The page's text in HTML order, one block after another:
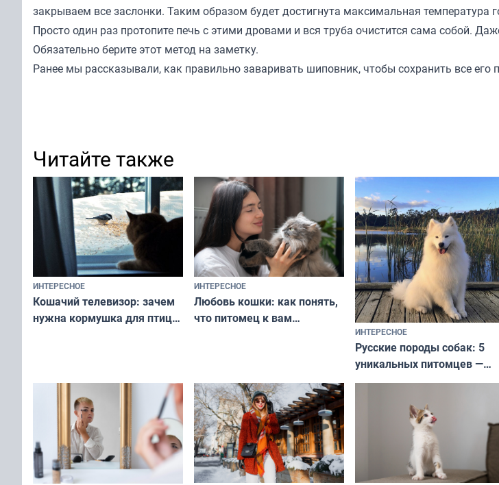
закрываем все заслонки. Таким образом будет достигнута максимальная температура
Просто один раз протопите печь с этими дровами и вся труба очистится сама собой.
Обязательно берите этот метод на заметку.
Ранее мы рассказывали, как правильно заваривать шиповник, чтобы сохранить все его
Читайте также
ИНТЕРЕСНОЕ
Кошачий телевизор: зачем
нужна кормушка для птиц
ИНТЕРЕСНОЕ
Любовь кошки: как понять,
что питомец к вам
ИНТЕРЕСНОЕ
Русские породы собак: 5
уникальных питомцев —
национальные сокровища
и характером